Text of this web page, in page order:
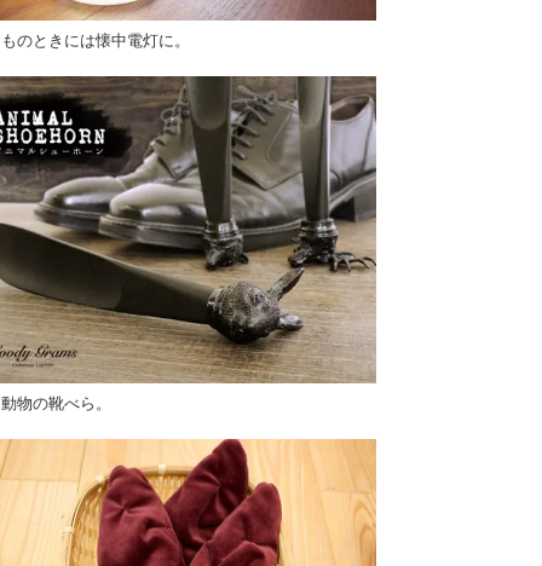
のときには懐中電灯に。
物の靴べら。